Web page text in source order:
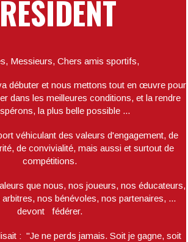
Messieurs, Chers amis sportifs,
débuter et nous mettons tout en œuvre pour
dans les meilleures conditions, et la rendre
la plus belle possible ...
véhiculant des valeurs d'engagement, de
de convivialité, mais aussi et surtout de
compétitions.
que nous, nos joueurs, nos éducateurs,
nos bénévoles, nos partenaires, ...
devont fédérer.
: "Je ne perds jamais. Soit je gagne, soit